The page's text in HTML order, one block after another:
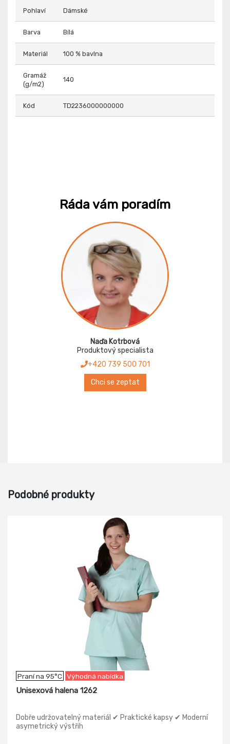
Pohlaví Dámské
Barva Bílá
Materiál 100 % bavlna
Gramáž
(g/m2)
140
Kód TD2236000000000
Ráda vám poradím
Naďa Kotrbová
Produktový specialista
+420 739 500 701
Chci se zeptat
Podobné produkty
Praní na 95°C Výhodná nabídka
Unisexová halena 1262
Dobře udržovatelný materiál ✔ Praktické kapsy ✔ Moderní
asymetrický výstřih